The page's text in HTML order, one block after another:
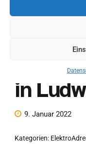
GmbH
in
9. Januar 2022
Kategorien: